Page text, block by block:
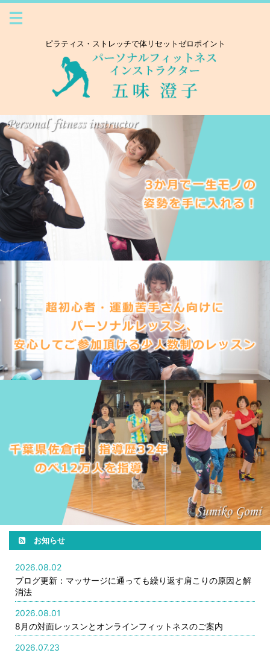
ピラティス・ストレッチで体リセットゼロポイント
お知らせ
2026.08.02
ブログ更新：マッサージに通っても繰り返す肩こりの原因と解
消法
2026.08.01
8月の対面レッスンとオンラインフィットネスのご案内
2026.07.23